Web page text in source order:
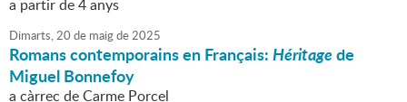
a partir de 4 anys
Dimarts,20 de maigde2025
Romans contemporains en Français:Héritagede
Miguel Bonnefoy
a càrrec de Carme Porcel